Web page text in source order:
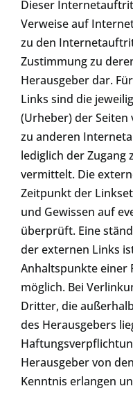
Dieser
Verweise auf
zu den
Zustimmung zu
Herausgeber dar.
Links sind die
(Urheber) der
zu anderen
lediglich der Zugang
vermittelt. Die
Zeitpunkt der
und Gewissen auf
überprüft. Eine
der externen Links
Anhaltspunkte einer
möglich. Bei
Dritter, die
des Herausgebers
Herausgeber von
Kenntnis erlangen